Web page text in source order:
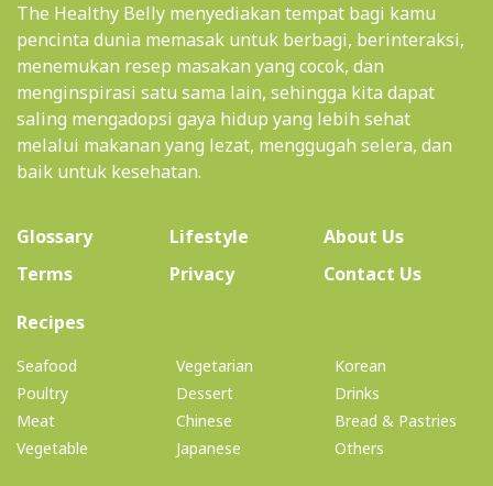
The Healthy Belly menyediakan tempat bagi kamu
pencinta dunia memasak untuk berbagi, berinteraksi,
menemukan resep masakan yang cocok, dan
menginspirasi satu sama lain, sehingga kita dapat
saling mengadopsi gaya hidup yang lebih sehat
melalui makanan yang lezat, menggugah selera, dan
baik untuk kesehatan.
Glossary Lifestyle About Us(current)
Terms
Privacy
Contact Us
Recipes(current)
Seafood
Poultry
Meat
Vegetable
Vegetarian
Dessert
Chinese
Japanese
Korean
Drinks
Bread & Pastries
Others